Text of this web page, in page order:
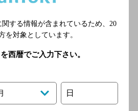
[居酒屋]
ＪＲ 福島駅 東口 徒歩8分／福
島交通飯坂線 曽根田駅 徒歩
やきとり余市のいち
する情報が含まれているため、 20
を対象としています。
西暦でご入力下さい。
日